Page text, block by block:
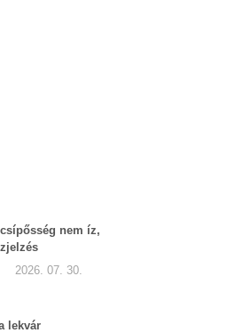
nem íz,
2026. 07. 30.
lekvár